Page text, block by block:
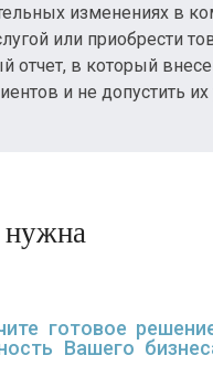
изменениях в
или приобрести
отчет, в который
и не допустить
нужна
готовое
Вашего